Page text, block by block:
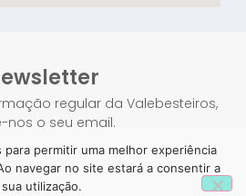
regular da Valebesteiros,
nos o seu email.
1
permitir uma melhor experiência
navegar no site estará a consentir a
sua utilização.